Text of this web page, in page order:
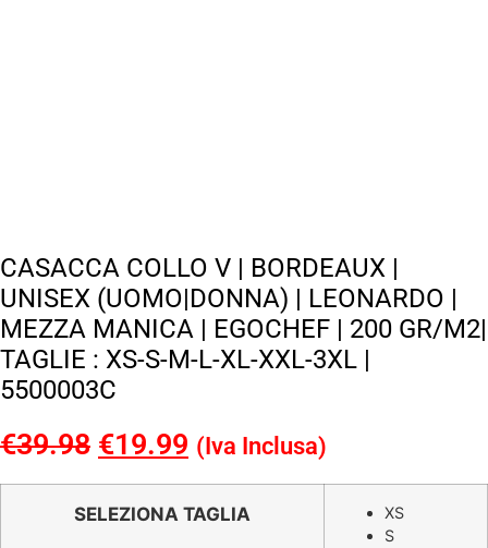
CASACCA COLLO V | BORDEAUX |
UNISEX (UOMO|DONNA) | LEONARDO |
MEZZA MANICA | EGOCHEF | 200 GR/M2|
TAGLIE : XS-S-M-L-XL-XXL-3XL |
5500003C
€39.98 Il
prezzo
originale
€19.99 Il
prezzo
attuale
(Iva Inclusa)
SELEZIONA TAGLIA
XS
S